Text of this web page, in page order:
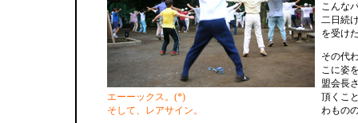
エーーックス。(*)
そして、レアサイン。
こんな
二日続
を受け
その代
こに姿
盟会長
頂くこ
わもの